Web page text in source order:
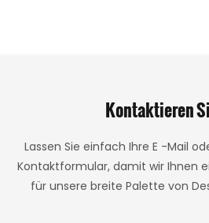
Kontaktieren
Lassen Sie einfach Ihre E -Mail
Kontaktformular, damit wir Ihnen
für unsere breite Palette von